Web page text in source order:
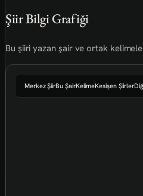
Şiir Bilgi Grafiği
Bu şiiri yazan şair ve ortak
Merkez ŞiirBu ŞairKelimeKesişen Şiirler